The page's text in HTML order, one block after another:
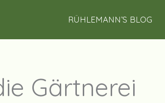
RÜHLEMANN’S BLOG
Gärtnerei